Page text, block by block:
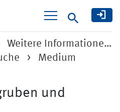
Suche
Weitere Informatione…
Medium
und